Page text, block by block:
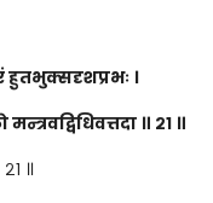
हुतभुक्सदृशप्रभः ।
मन्त्रवद्विधिवत्तदा ॥ २१ ॥
॥